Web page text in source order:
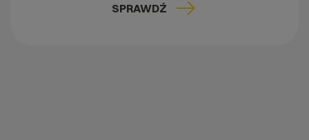
SPRAWDŹ